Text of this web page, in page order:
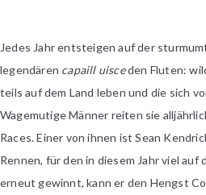
Jedes Jahr entsteigen auf der
legendären capaill uisceden Fluten:
teils auf dem Land leben und die sich
Wagemutige Männer reiten sie
Races. Einer von ihnen ist Sean
Rennen, für den in diesem Jahr viel
erneut gewinnt, kann er den Hengst